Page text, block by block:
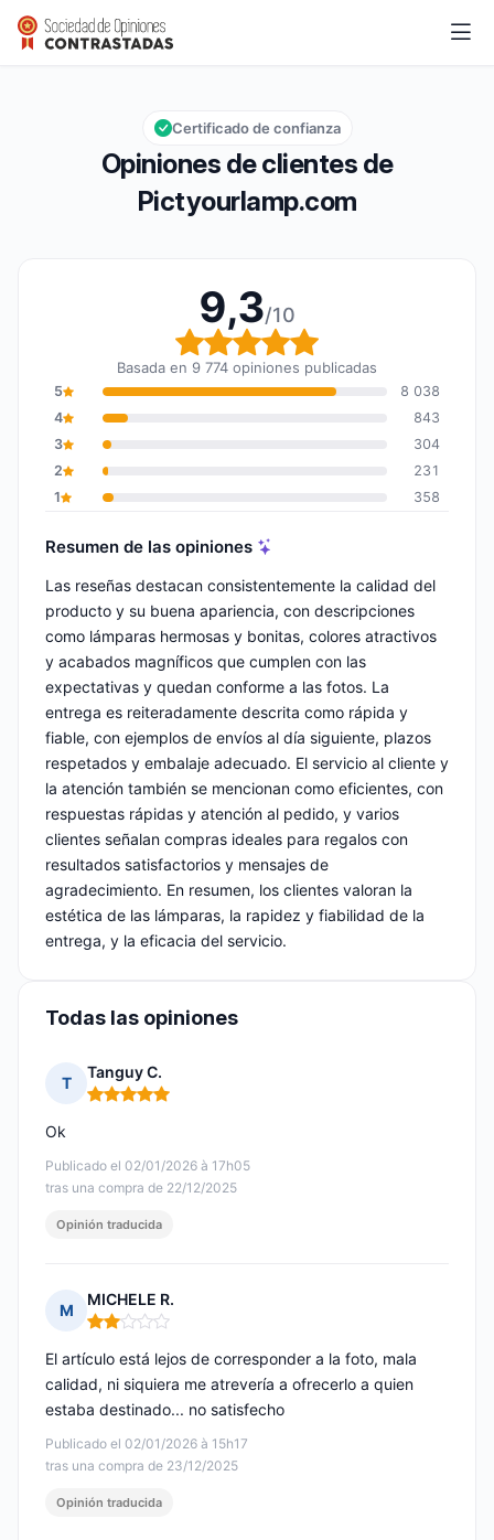
Pictyourlamp.com
Calificación global: 9,3 de 10
9,3/10
Opiniones de clientes de
Pictyourlamp.com
Certificado de confianza
9,3/10
Calificación global: 9,3
Basada en 9 774 opiniones publicadas
5
8 038
4
843
3
304
2
231
1
358
Resumen de las opiniones
Las reseñas destacan consistentemente la calidad del
producto y su buena apariencia, con descripciones
como lámparas hermosas y bonitas, colores atractivos
y acabados magníficos que cumplen con las
expectativas y quedan conforme a las fotos. La
entrega es reiteradamente descrita como rápida y
fiable, con ejemplos de envíos al día siguiente, plazos
respetados y embalaje adecuado. El servicio al cliente y
la atención también se mencionan como eficientes, con
respuestas rápidas y atención al pedido, y varios
clientes señalan compras ideales para regalos con
resultados satisfactorios y mensajes de
agradecimiento. En resumen, los clientes valoran la
estética de las lámparas, la rapidez y fiabilidad de la
entrega, y la eficacia del servicio.
Todas las opiniones
T
Tanguy C.
Nota: 5 de 5
Publicado el 02/01/2026 à 17h05
tras una compra de 22/12/2025
Ok
Opinión traducida
M
MICHELE R.
Nota: 2 de 5
Publicado el 02/01/2026 à 15h17
tras una compra de 23/12/2025
El artículo está lejos de corresponder a la foto, mala
calidad, ni siquiera me atrevería a ofrecerlo a quien
estaba destinado... no satisfecho
Opinión traducida